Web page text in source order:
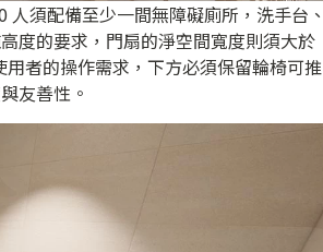
須配備至少一間無障礙廁所，洗手台、
度的要求，門扇的淨空間寬度則須大於
者的操作需求，下方必須保留輪椅可推
友善性。